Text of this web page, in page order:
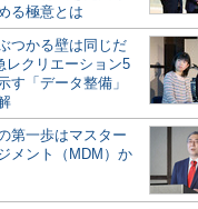
る極意とは
つかる壁は同じだ
レクリエーション5
す「データ整備」
第一歩はマスター
メント（MDM）か